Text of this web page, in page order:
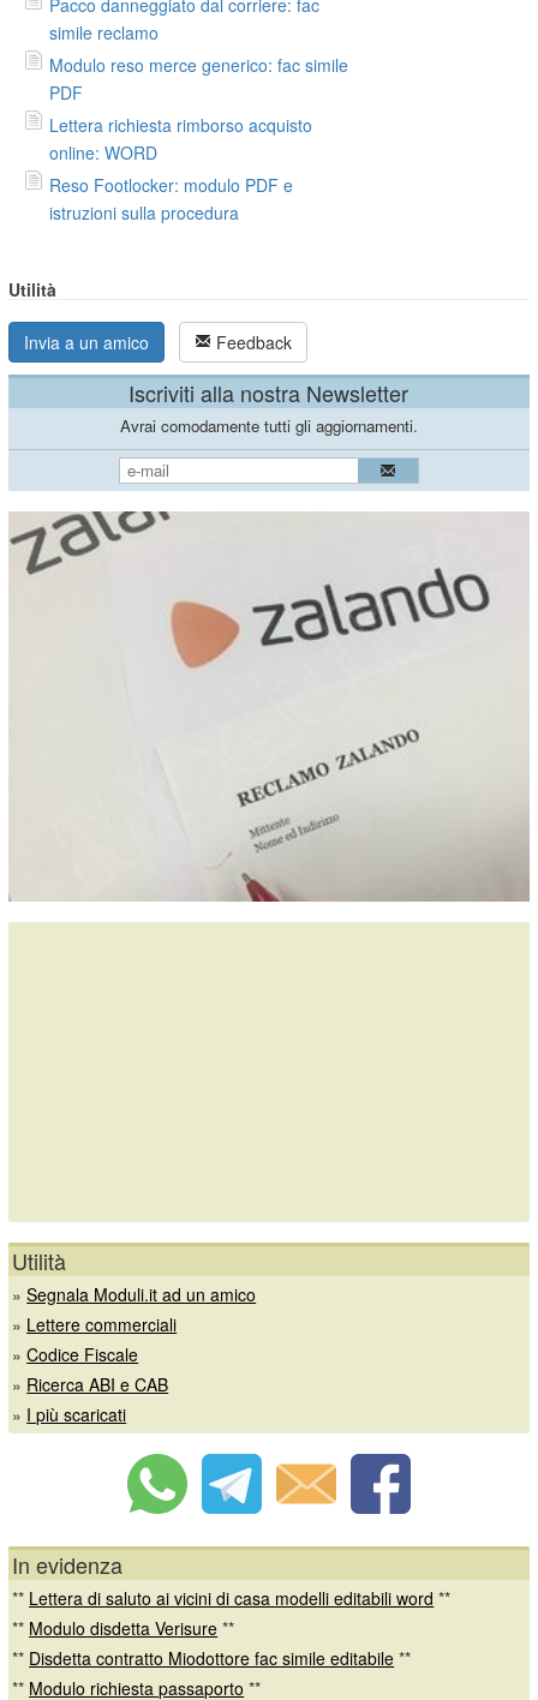
simile reclamo
Modulo reso merce generico: fac simile
PDF
Lettera richiesta rimborso acquisto
online: WORD
Reso Footlocker: modulo PDF e
istruzioni sulla procedura
Utilità
Invia a un amico Feedback
Iscriviti alla nostra Newsletter
Avrai comodamente tutti gli aggiornamenti.
Utilità
»Segnala Moduli.it ad un amico
» Lettere commerciali
»Codice Fiscale
» Ricerca ABI e CAB
» I più scaricati
In evidenza
** Lettera di saluto ai vicini di casa modelli editabili word **
** Modulo disdetta Verisure **
** Disdetta contratto Miodottore fac simile editabile **
** Modulo richiesta passaporto **